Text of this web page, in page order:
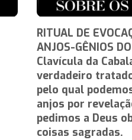
RITUAL DE
ANJOS-GÊNIOS
Clavícula da
verdadeiro
pelo qual
anjos por
pedimos a Deus
coisas sagradas.